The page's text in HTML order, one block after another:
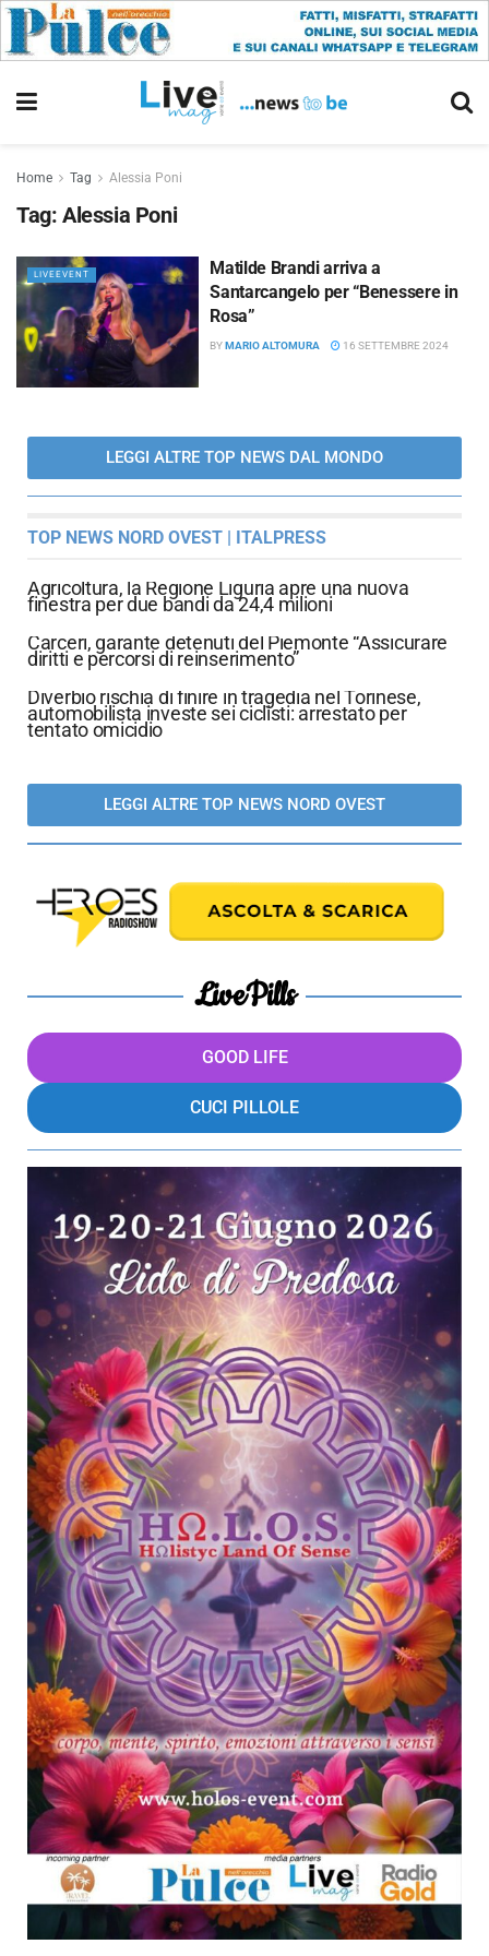
Home Tag Alessia Poni
Tag: Alessia Poni
LIVEEVENT
Matilde Brandi arriva a
Santarcangelo per “Benessere in
Rosa”
BYMARIO ALTOMURA 16 SETTEMBRE 2024
LEGGI ALTRE TOP NEWS DAL MONDO
TOP NEWS NORD OVEST | ITALPRESS
Agricoltura, la Regione Liguria apre una nuova
finestra per due bandi da 24,4 milioni
Carceri, garante detenuti del Piemonte “Assicurare
diritti e percorsi di reinserimento”
Diverbio rischia di finire in tragedia nel Torinese,
automobilista investe sei ciclisti: arrestato per
tentato omicidio
LEGGI ALTRE TOP NEWS NORD OVEST
LivePills
GOOD LIFE
CUCI PILLOLE